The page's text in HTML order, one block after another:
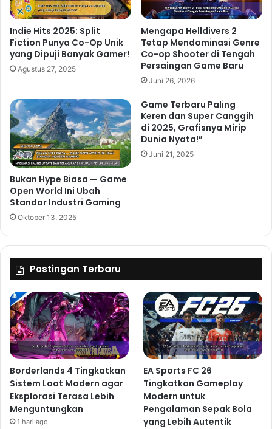
Indie Hits 2025: Split
Fiction Punya Co-Op Unik
yang Dipuji Banyak Gamer!
Agustus 27, 2025
Mengapa Helldivers 2
Tetap Mendominasi Genre
Co-op Shooter di Tengah
Persaingan Game Baru
Juni 26, 2026
Bukan Hype Biasa — Game
Open World Ini Ubah
Standar Industri Gaming
Oktober 13, 2025
Game Terbaru Paling
Keren dan Super Canggih
di 2025, Grafisnya Mirip
Dunia Nyata!”
Juni 21, 2025
Postingan Terbaru
Borderlands 4 Tingkatkan
Sistem Loot Modern agar
Eksplorasi Terasa Lebih
Menguntungkan
1 hari ago
EA Sports FC 26
Tingkatkan Gameplay
Modern untuk
Pengalaman Sepak Bola
yang Lebih Autentik